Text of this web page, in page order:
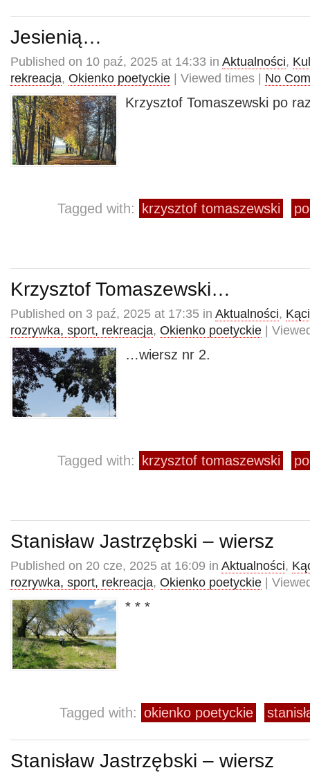
Jesienią…
Published on 10 paź, 2025 at 14:33 in Aktualności,
rekreacja, Okienko poetyckie | Viewed times | No
Krzysztof Tomaszewski po
Tagged with: krzysztof tomaszewski
Krzysztof Tomaszewski…
Published on 3 paź, 2025 at 17:35 in Aktualności,
rozrywka, sport, rekreacja, Okienko poetyckie |
…wiersz nr 2.
Tagged with: krzysztof tomaszewski
Stanisław Jastrzębski – wiersz
Published on 20 cze, 2025 at 16:09 in Aktualności,
rozrywka, sport, rekreacja, Okienko poetyckie |
* * *
Tagged with: okienko poetyckie
Stanisław Jastrzębski – wiersz